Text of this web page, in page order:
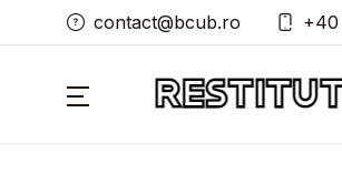
contact@bcub.ro +40